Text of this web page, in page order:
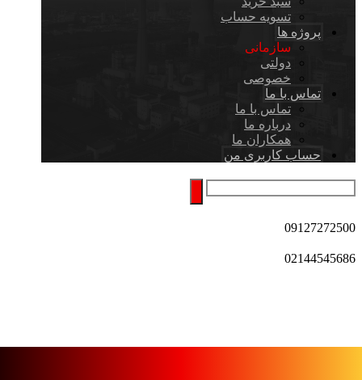
تسویه حساب
پروژه ها
سازمانی
دولتی
خصوصی
تماس با ما
تماس با ما
درباره ما
همکاران ما
حساب کاربری من
09127272500
02144545686